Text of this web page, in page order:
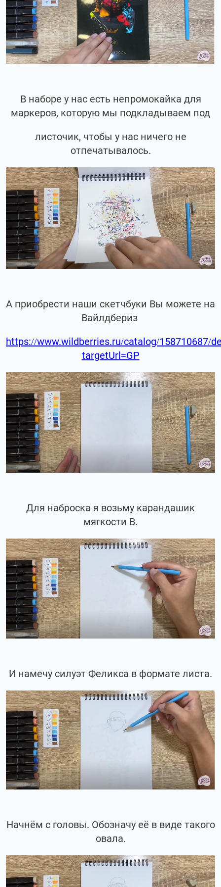
В наборе у нас есть непромокайка для
маркеров, которую мы подкладываем под
листочик, чтобы у нас ничего не
отпечатывалось.
А приобрести наши скетчбуки Вы можете на
Вайлдбериз
https://www.wildberries.ru/catalog/158710687/
targetUrl=GP
Для наброска я возьму карандашик
мягкости В.
И намечу силуэт Феликса в формате листа.
Начнём с головы. Обозначу её в виде такого
овала.